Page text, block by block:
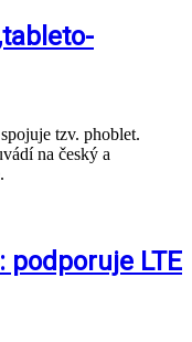
tzv. phoblet.
na český a
podporuje LTE